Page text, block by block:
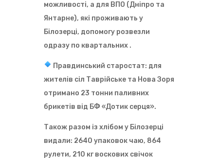
можливості, а для ВПО (Дніпро та
Янтарне), які проживають у
Білозерці, допомогу розвезли
одразу по квартальних .
Правдинський старостат: для
жителів сіл Таврійське та Нова Зоря
отримано 23 тонни паливних
брикетів від БФ «Дотик серця».
Також разом із хлібом у Білозерці
видали: 2640 упаковок чаю, 864
рулети, 210 кг воскових свічок